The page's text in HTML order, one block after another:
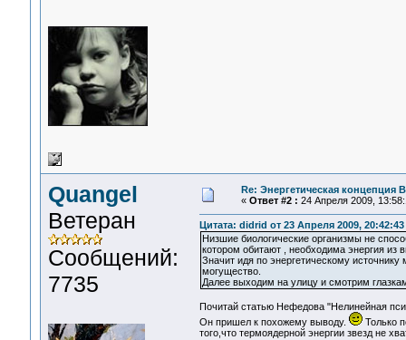
Quangel
Ветеран
Сообщений:
7735
Re: Энергетическая концепция
« Ответ #2 : 24 Апреля 2009,
Цитата: didrid от 23 Апреля 2009, 20:42:43
Низшие биологические организмы не
котором обитают , необходима энергия из
Значит идя по энергетическому
могущество.
Далее выходим на улицу и смотрим
Почитай статью Нефедова "Нелинейная
Он пришел к похожему выводу.
Только
того,что термоядерной энергии звезд не